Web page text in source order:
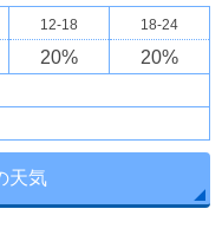
12-18 18-24
20% 20%
天気